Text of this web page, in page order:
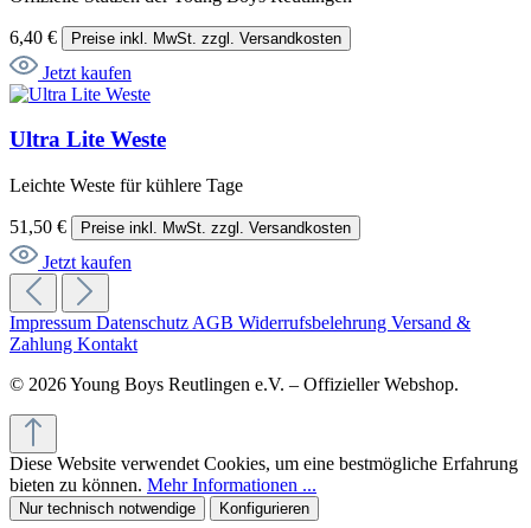
6,40 € Preise inkl. MwSt. zzgl. Versandkosten
Jetzt kaufen
Ultra Lite Weste
Leichte Weste für kühlere Tage
51,50 € Preise inkl. MwSt. zzgl. Versandkosten
Jetzt kaufen
Impressum Datenschutz AGB Widerrufsbelehrung Versand &
Zahlung Kontakt
© 2026 Young Boys Reutlingen e.V. – Offizieller Webshop.
Diese Website verwendet Cookies, um eine bestmögliche Erfahrung
bieten zu können. Mehr Informationen ...
Nur technisch notwendige Konfigurieren